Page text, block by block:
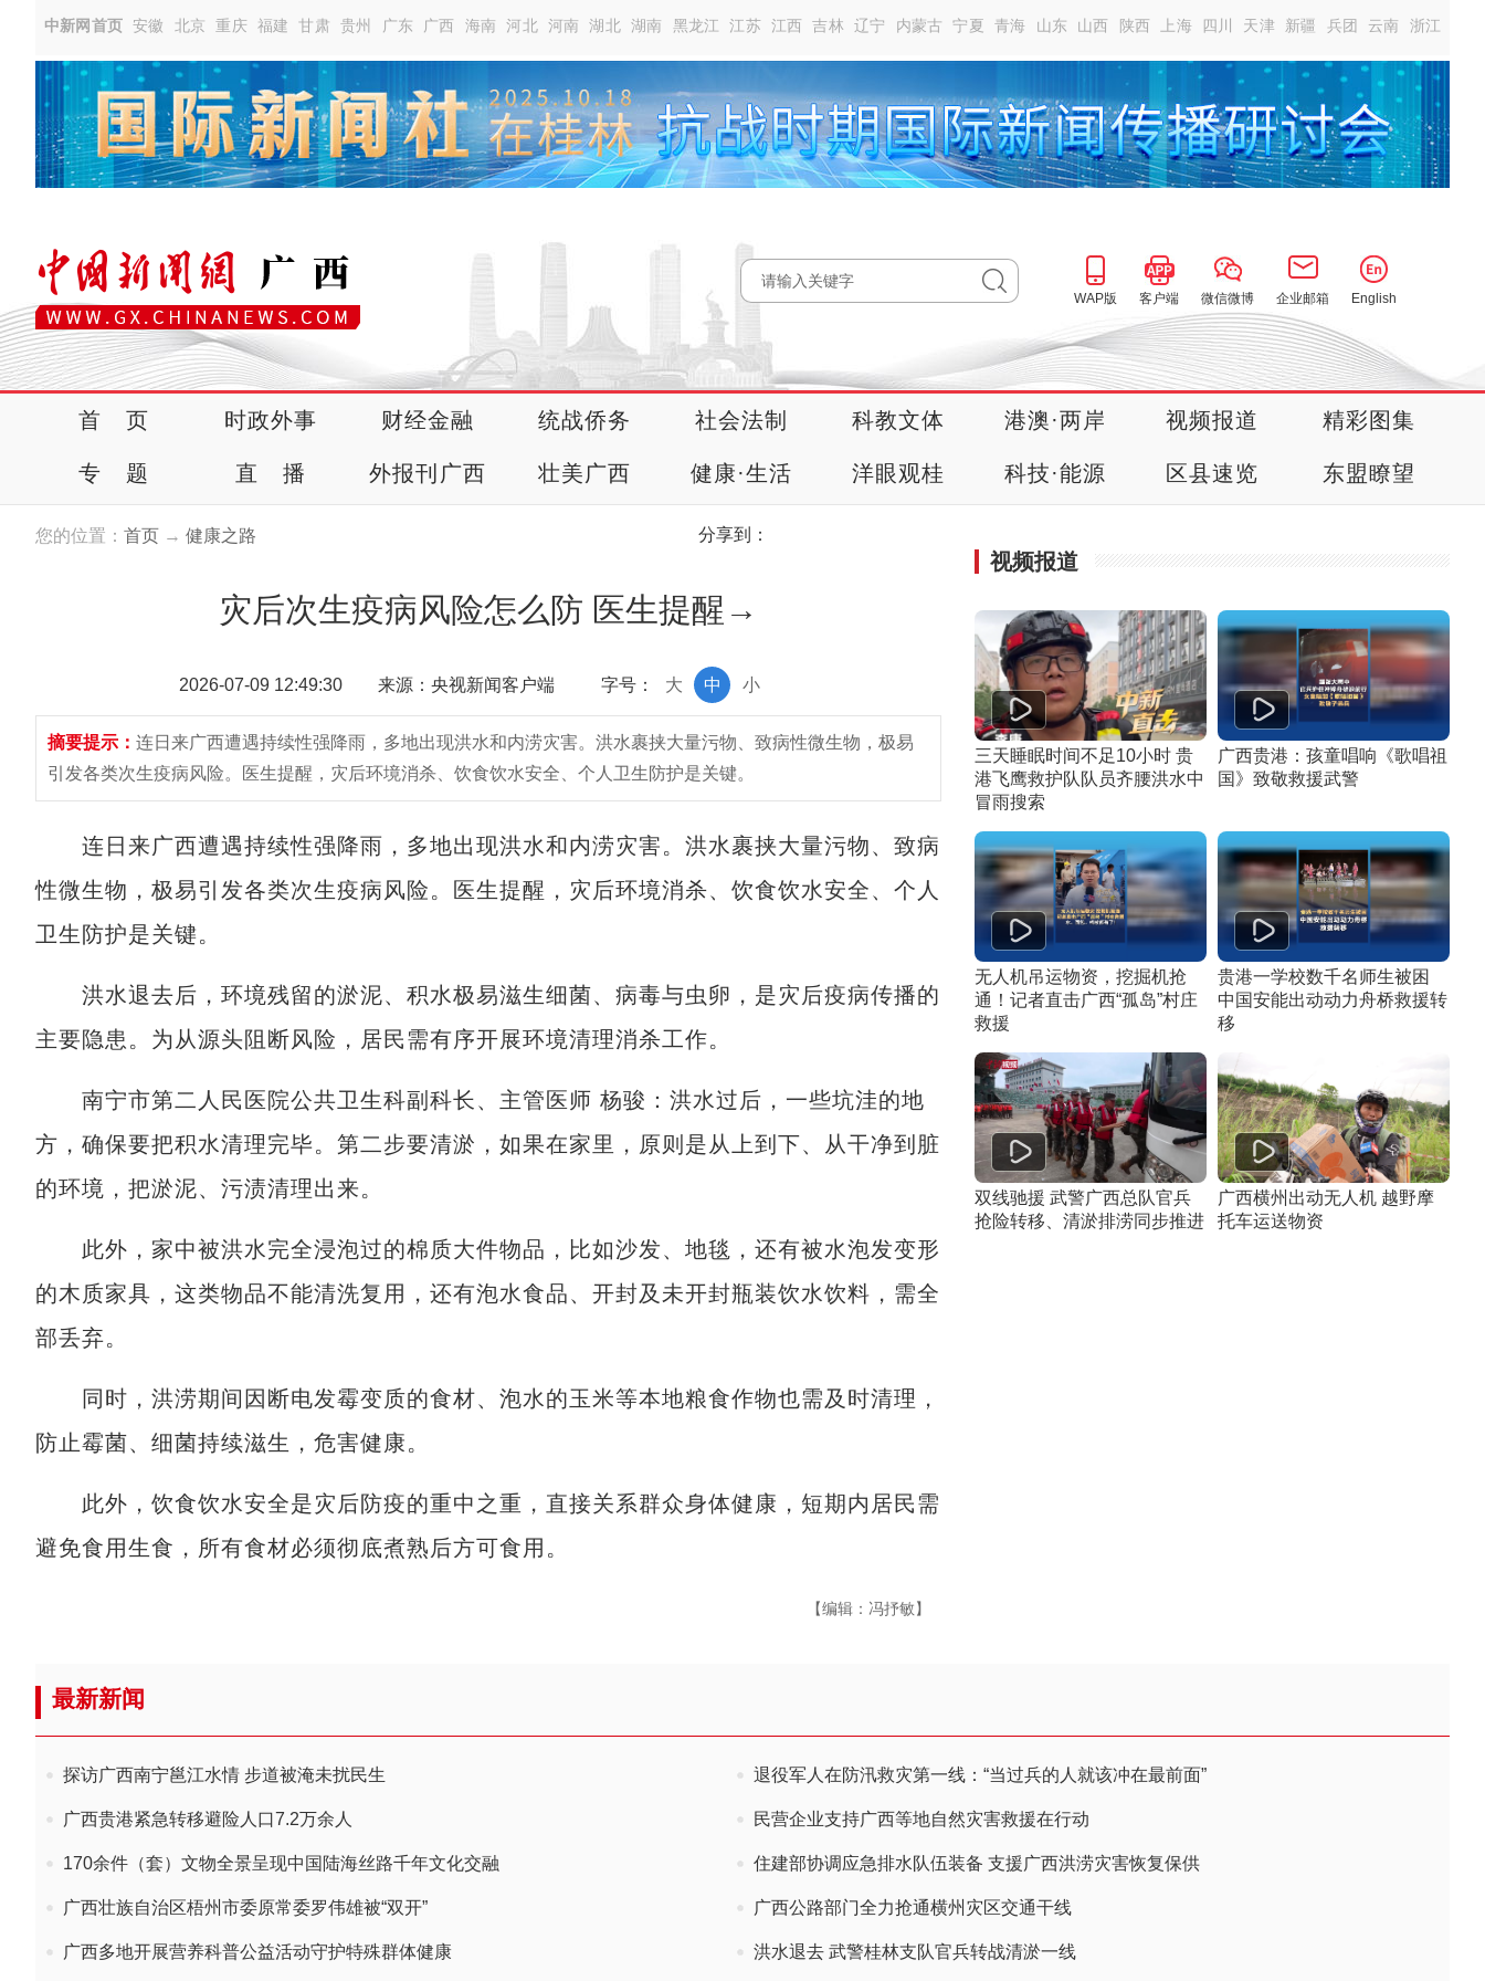
中新网首页 安徽 北京 重庆 福建 甘肃 贵州 广东 广西 海南 河北 河南 湖北 湖南 黑龙江 江苏 江西 吉林 辽宁 内蒙古 宁夏 青海 山东 山西 陕西 上海 四川 天津 新疆 兵团 云南 浙江
WAP版 客户端 微信微博 企业邮箱 English
首 页 时政外事 财经金融 统战侨务 社会法制 科教文体 港澳·两岸 视频报道 精彩图集
专 题 直 播 外报刊广西 壮美广西 健康·生活 洋眼观桂 科技·能源 区县速览 东盟瞭望
您的位置： 首页 → 健康之路 分享到：
灾后次生疫病风险怎么防 医生提醒→
2026-07-09 12:49:30 来源：央视新闻客户端 字号： 小
中
大
摘要提示： 连日来广西遭遇持续性强降雨，多地出现洪水和内涝灾害。洪水裹挟大量污物、致病性微生物，极易
引发各类次生疫病风险。医生提醒，灾后环境消杀、饮食饮水安全、个人卫生防护是关键。
连日来广西遭遇持续性强降雨，多地出现洪水和内涝灾害。洪水裹挟大量污物、致病
性微生物，极易引发各类次生疫病风险。医生提醒，灾后环境消杀、饮食饮水安全、个人
卫生防护是关键。
洪水退去后，环境残留的淤泥、积水极易滋生细菌、病毒与虫卵，是灾后疫病传播的
主要隐患。为从源头阻断风险，居民需有序开展环境清理消杀工作。
南宁市第二人民医院公共卫生科副科长、主管医师 杨骏：洪水过后，一些坑洼的地
方，确保要把积水清理完毕。第二步要清淤，如果在家里，原则是从上到下、从干净到脏
的环境，把淤泥、污渍清理出来。
此外，家中被洪水完全浸泡过的棉质大件物品，比如沙发、地毯，还有被水泡发变形
的木质家具，这类物品不能清洗复用，还有泡水食品、开封及未开封瓶装饮水饮料，需全
部丢弃。
同时，洪涝期间因断电发霉变质的食材、泡水的玉米等本地粮食作物也需及时清理，
防止霉菌、细菌持续滋生，危害健康。
此外，饮食饮水安全是灾后防疫的重中之重，直接关系群众身体健康，短期内居民需
避免食用生食，所有食材必须彻底煮熟后方可食用。
【编辑：冯抒敏】
视频报道
三天睡眠时间不足10小时 贵
港飞鹰救护队队员齐腰洪水中
冒雨搜索
广西贵港：孩童唱响《歌唱祖
国》致敬救援武警
无人机吊运物资，挖掘机抢
通！记者直击广西“孤岛”村庄
救援
贵港一学校数千名师生被困
中国安能出动动力舟桥救援转
移
双线驰援 武警广西总队官兵
抢险转移、清淤排涝同步推进
广西横州出动无人机 越野摩
托车运送物资
最新新闻
探访广西南宁邕江水情 步道被淹未扰民生 退役军人在防汛救灾第一线：“当过兵的人就该冲在最前面”
广西贵港紧急转移避险人口7.2万余人 民营企业支持广西等地自然灾害救援在行动
170余件（套）文物全景呈现中国陆海丝路千年文化交融 住建部协调应急排水队伍装备 支援广西洪涝灾害恢复保供
广西壮族自治区梧州市委原常委罗伟雄被“双开” 广西公路部门全力抢通横州灾区交通干线
广西多地开展营养科普公益活动守护特殊群体健康 洪水退去 武警桂林支队官兵转战清淤一线